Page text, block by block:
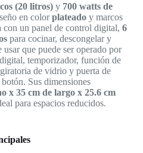
(20 litros)y 700 watts de
en colorplateadoy marcos
con un panel de control digital, 6
para cocinar, descongelar y
que puede ser operado por
temporizador, función de
de vidrio y puerta de
Sus dimensiones
x 35 cm de largo x 25.6 cm
para espacios reducidos.